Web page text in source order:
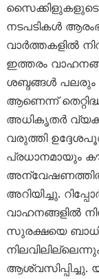
നടപടികൾ
വാർത്തകളിൽ
ഇത്തരം
ശബ്ദങ്ങൾ
ആണെന്ന്
അധികൃതർ
വരുത്തി
പ്രധാനമായും
അറിയിച്ചു.
വാഹനങ്ങളിൽ
സുരക്ഷയെ